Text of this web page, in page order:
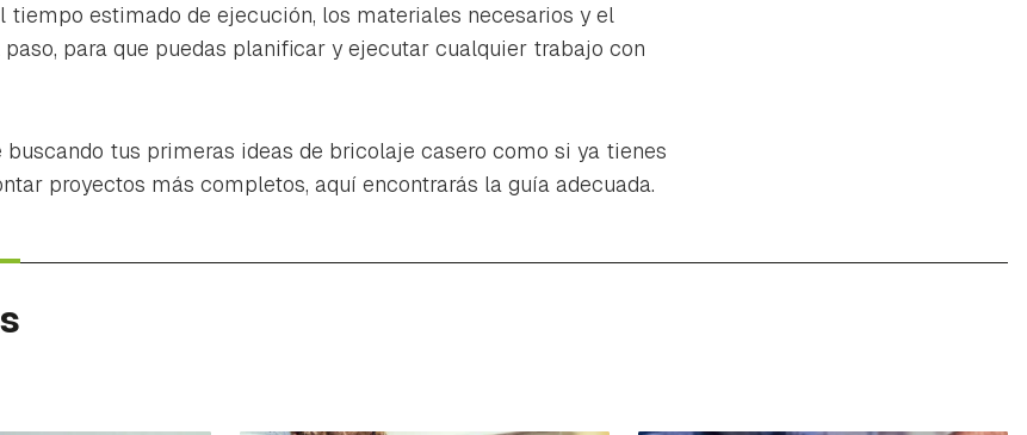
tiempo estimado de ejecución, los materiales necesarios y el
para que puedas planificar y ejecutar cualquier trabajo con
tus primeras ideas de bricolaje casero como si ya tienes
proyectos más completos, aquí encontrarás la guía adecuada.